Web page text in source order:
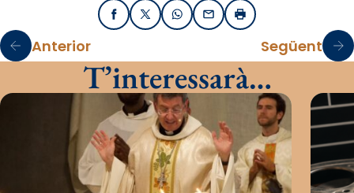
FacebookX / TwitterWhatsApp
EmailImprimir
Anterior Següent
T’interessarà…